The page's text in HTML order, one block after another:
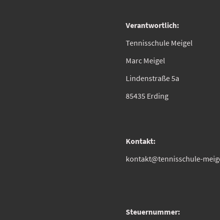
Verantwortlich:
Tennisschule Meigel
Marc Meigel
Lindenstraße 5a
85435 Erding
Kontakt:
kontakt@tennisschule-
Steuernummer: